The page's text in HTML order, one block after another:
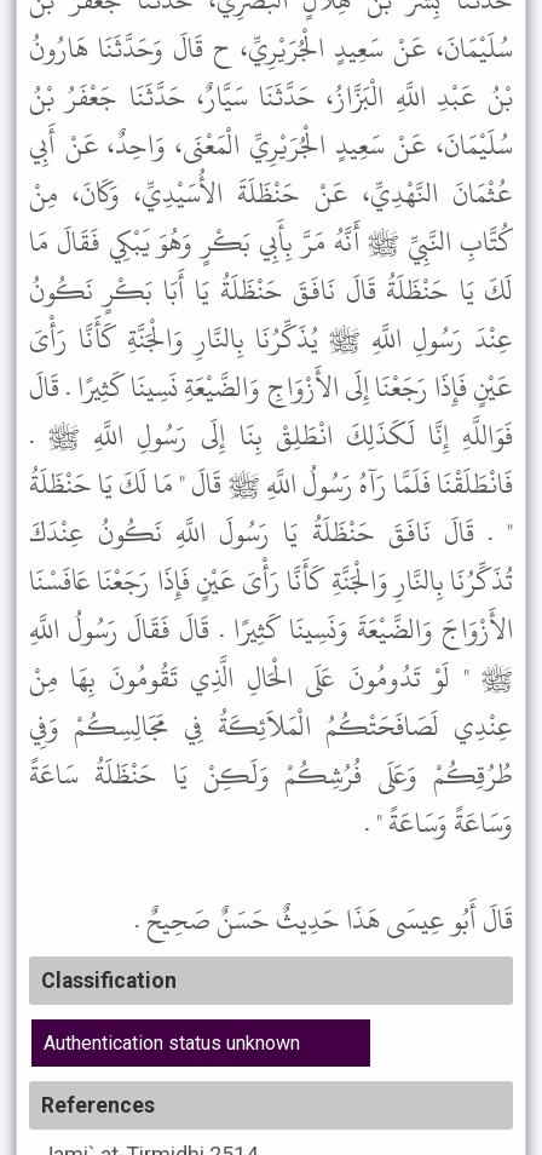
سُلَيْمَانَ، عَنْ سَعِيدٍ الْجُرَيْرِيِّ، ح قَالَ وَحَدَّثَنَا هَارُونُ
بْنُ عَبْدِ اللَّهِ الْبَزَّازُ، حَدَّثَنَا سَيَّارٌ، حَدَّثَنَا جَعْفَرُ بْنُ
سُلَيْمَانَ، عَنْ سَعِيدٍ الْجُرَيْرِيِّ الْمَعْنَى، وَاحِدٌ، عَنْ أَبِي
عُثْمَانَ النَّهْدِيِّ، عَنْ حَنْظَلَةَ الأُسَيْدِيِّ، وَكَانَ، مِنْ
كُتَّابِ النَّبِيِّ ﷺ أَنَّهُ مَرَّ بِأَبِي بَكْرٍ وَهُوَ يَبْكِي فَقَالَ مَا
لَكَ يَا حَنْظَلَةُ قَالَ نَافَقَ حَنْظَلَةُ يَا أَبَا بَكْرٍ نَكُونُ
عِنْدَ رَسُولِ اللَّهِ ﷺ يُذَكِّرُنَا بِالنَّارِ وَالْجَنَّةِ كَأَنَّا رَأْىَ
عَيْنٍ فَإِذَا رَجَعْنَا إِلَى الأَزْوَاجِ وَالضَّيْعَةِ نَسِينَا كَثِيرًا . قَالَ
فَوَاللَّهِ إِنَّا لَكَذَلِكَ انْطَلِقْ بِنَا إِلَى رَسُولِ اللَّهِ ﷺ .
فَانْطَلَقْنَا فَلَمَّا رَآهُ رَسُولُ اللَّهِ ﷺ قَالَ " مَا لَكَ يَا حَنْظَلَةُ
" . قَالَ نَافَقَ حَنْظَلَةُ يَا رَسُولَ اللَّهِ نَكُونُ عِنْدَكَ
تُذَكِّرُنَا بِالنَّارِ وَالْجَنَّةِ كَأَنَّا رَأْىَ عَيْنٍ فَإِذَا رَجَعْنَا عَافَسْنَا
الأَزْوَاجَ وَالضَّيْعَةَ وَنَسِينَا كَثِيرًا . قَالَ فَقَالَ رَسُولُ اللَّهِ
ﷺ " لَوْ تَدُومُونَ عَلَى الْحَالِ الَّذِي تَقُومُونَ بِهَا مِنْ
عِنْدِي لَصَافَحَتْكُمُ الْمَلاَئِكَةُ فِي مَجَالِسِكُمْ وَفِي
طُرُقِكُمْ وَعَلَى فُرُشِكُمْ وَلَكِنْ يَا حَنْظَلَةُ سَاعَةً
وَسَاعَةً وَسَاعَةً " .
قَالَ أَبُو عِيسَى هَذَا حَدِيثٌ حَسَنٌ صَحِيحٌ .
Classification
Authentication status unknown
References